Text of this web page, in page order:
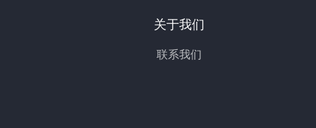
关于我们
联系我们